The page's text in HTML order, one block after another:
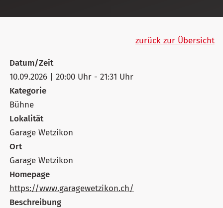
zurück zur Übersicht
Datum/Zeit
10.09.2026 | 20:00 Uhr - 21:31 Uhr
Kategorie
Bühne
Lokalität
Garage Wetzikon
Ort
Garage Wetzikon
Homepage
https://www.garagewetzikon.ch/
Beschreibung